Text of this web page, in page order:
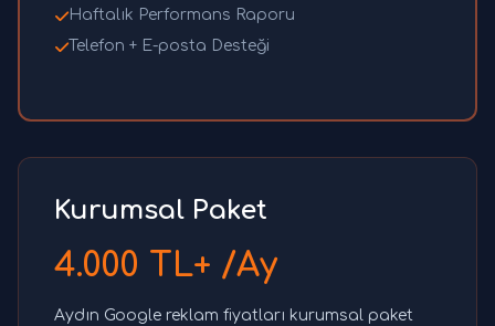
Haftalık Performans Raporu
Telefon + E-posta Desteği
Kurumsal Paket
4.000 TL+ /Ay
Aydın Google reklam fiyatları kurumsal paket